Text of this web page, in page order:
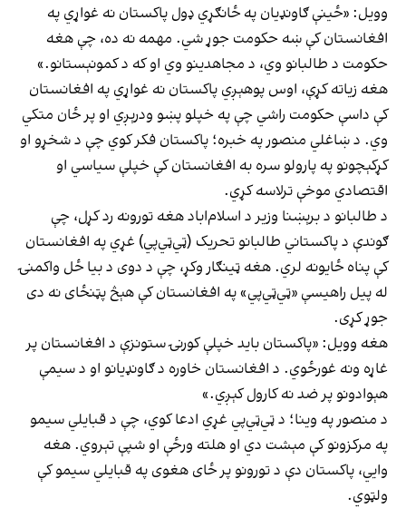
وویل: «ځینې ګاونډیان په ځانګړي ډول پاکستان نه غواړي په
افغانستان کې ښه حکومت جوړ شي. مهمه نه ده، چې هغه
حکومت د طالبانو وي، د مجاهدینو وي او که د کمونېستانو.»
هغه زیاته کړې، اوس پوهېږي پاکستان نه غواړي په افغانستان
کې داسې حکومت راشي چې په خپلو پښو ودرېږي او پر ځان متکي
وي. د ښاغلي منصور په خبره؛ پاکستان فکر کوي چې د شخړو او
کړکېچونو په پارولو سره به افغانستان کې خپلې سیاسي او
اقتصادي موخې ترلاسه کړي.
د طالبانو د برېښنا وزیر د اسلام‌اباد هغه تورونه رد کړل، چې
ګوندې د پاکستاني طالبانو تحریک (ټي‌ټي‌پي) غړي په افغانستان
کې پناه ځایونه لري. هغه ټینګار وکړ، چې د دوی د بیا ځل واکمنۍ
له پیل راهیسې «ټي‌ټي‌پي» په افغانستان کې هېڅ پټنځای نه دی
جوړ کړی.
هغه وویل: «پاکستان باید خپلې کورنۍ ستونزې د افغانستان پر
غاړه ونه غورځوي. د افغانستان خاوره د ګاونډیانو او د سیمې
هېوادونو پر ضد نه کارول کېږي.»
د منصور په وینا؛ د ټي‌ټي‌پي‌ غړي ادعا کوي، چې د قبایلي سیمو
په مرکزونو کې مېشت دي او هلته ورځې او شپې تېروي. هغه
وایي، پاکستان دې د تورونو پر ځای هغوی په قبایلي سیمو کې
ولټوي.